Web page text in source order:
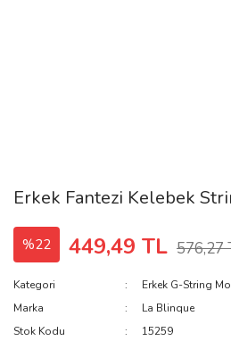
Erkek Fantezi Kelebek
%22 449,49 TL 576,27
Kategori
Erkek G-String
Marka
La Blinque
Stok Kodu
15259